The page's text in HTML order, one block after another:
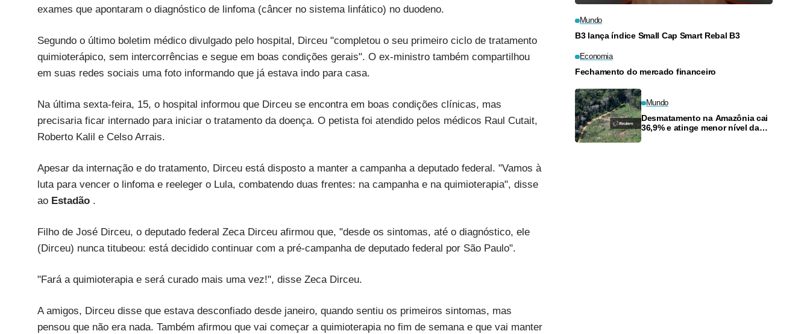
exames que apontaram o diagnóstico de linfoma (câncer no sistema linfático) no duodeno.
Segundo o último boletim médico divulgado pelo hospital, Dirceu "completou o seu primeiro ciclo de tratamento
quimioterápico, sem intercorrências e segue em boas condições gerais". O ex-ministro também compartilhou
em suas redes sociais uma foto informando que já estava indo para casa.
Na última sexta-feira, 15, o hospital informou que Dirceu se encontra em boas condições clínicas, mas
precisaria ficar internado para iniciar o tratamento da doença. O petista foi atendido pelos médicos Raul Cutait,
Roberto Kalil e Celso Arrais.
Apesar da internação e do tratamento, Dirceu está disposto a manter a campanha a deputado federal. "Vamos à
luta para vencer o linfoma e reeleger o Lula, combatendo duas frentes: na campanha e na quimioterapia", disse
ao Estadão .
Filho de José Dirceu, o deputado federal Zeca Dirceu afirmou que, "desde os sintomas, até o diagnóstico, ele
(Dirceu) nunca titubeou: está decidido continuar com a pré-campanha de deputado federal por São Paulo".
"Fará a quimioterapia e será curado mais uma vez!", disse Zeca Dirceu.
A amigos, Dirceu disse que estava desconfiado desde janeiro, quando sentiu os primeiros sintomas, mas
pensou que não era nada. Também afirmou que vai começar a quimioterapia no fim de semana e que vai manter
Mundo
B3 lança índice Small Cap Smart Rebal B3
Economia
Fechamento do mercado financeiro
Mundo
Desmatamento na Amazônia cai
36,9% e atinge menor nível da